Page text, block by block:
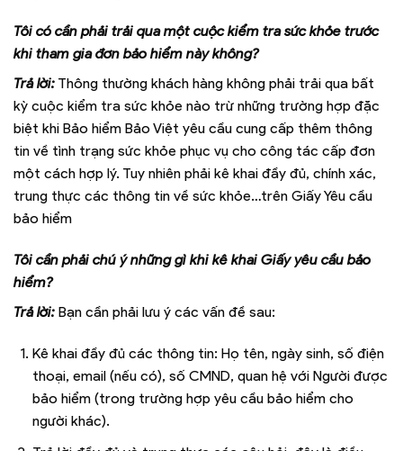
Tôi có cần phải trải qua một cuộc kiểm tra sức khỏe trước
khi tham gia đơn bảo hiểm này không?
Trả lời: Thông thường khách hàng không phải trải qua bất
kỳ cuộc kiểm tra sức khỏe nào trừ những trường hợp đặc
biệt khi Bảo hiểm Bảo Việt yêu cầu cung cấp thêm thông
tin về tình trạng sức khỏe phục vụ cho công tác cấp đơn
một cách hợp lý. Tuy nhiên phải kê khai đầy đủ, chính xác,
trung thực các thông tin về sức khỏe…trên Giấy Yêu cầu
bảo hiểm
Tôi cần phải chú ý những gì khi kê khai Giấy yêu cầu bảo
hiểm?
Trả lời: Bạn cần phải lưu ý các vấn đề sau:
Kê khai đầy đủ các thông tin: Họ tên, ngày sinh, số điện
thoại, email (nếu có), số CMND, quan hệ với Người được
bảo hiểm (trong trường hợp yêu cầu bảo hiểm cho
người khác).